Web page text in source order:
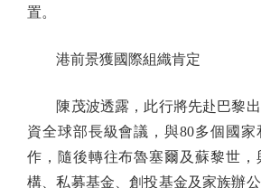
置。
港前景獲國際組織肯定
陳茂波透露，此行將先赴巴黎出
資全球部長級會議，與80多個國
作，隨後轉往布魯塞爾及蘇黎世，
構、私募基金、創投基金及家族辦